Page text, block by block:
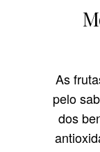
As
pelo
dos